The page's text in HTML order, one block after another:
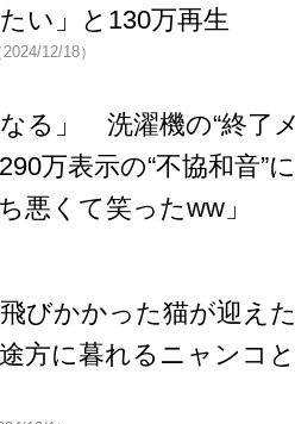
い」と130万再生
2024/12/18）
なる」 洗濯機の“終了
万表示の“不協和音”
悪くて笑ったww」
びかかった猫が迎え
に暮れるニャンコと